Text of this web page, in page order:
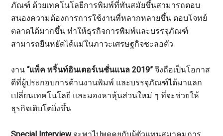
ภัณฑ์ ด้วยเทคโนโลยีการพิมพ์ที่ทันสมัยขึ้นสามารถตอบ
สนองความต้องการการใช้งานที่หลากหลายขึ้น ตอบโจทย์
ตลาดได้มากขึ้น ทำให้ธุรกิจการพิมพ์และบรรจุภัณฑ์
สามารถยืนหยัดได้แม่ในภาวะเศรษฐกิจชะลอตัว
งาน“แพ็ค พริ้นท์อินเตอร์เนชั่นแนล 2019”จึงถือเป็นโอกาส
ดีที่ผู้ประกอบการด้านงานพิมพ์ และบรรจุภัณฑ์ได้มาแลก
เปลี่ยนเทคโนโลยี และมองหาหุ้นส่วนใหม่ ๆ ที่จะช่วยให้
ธุรกิจเติบโตยิ่งขึ้น